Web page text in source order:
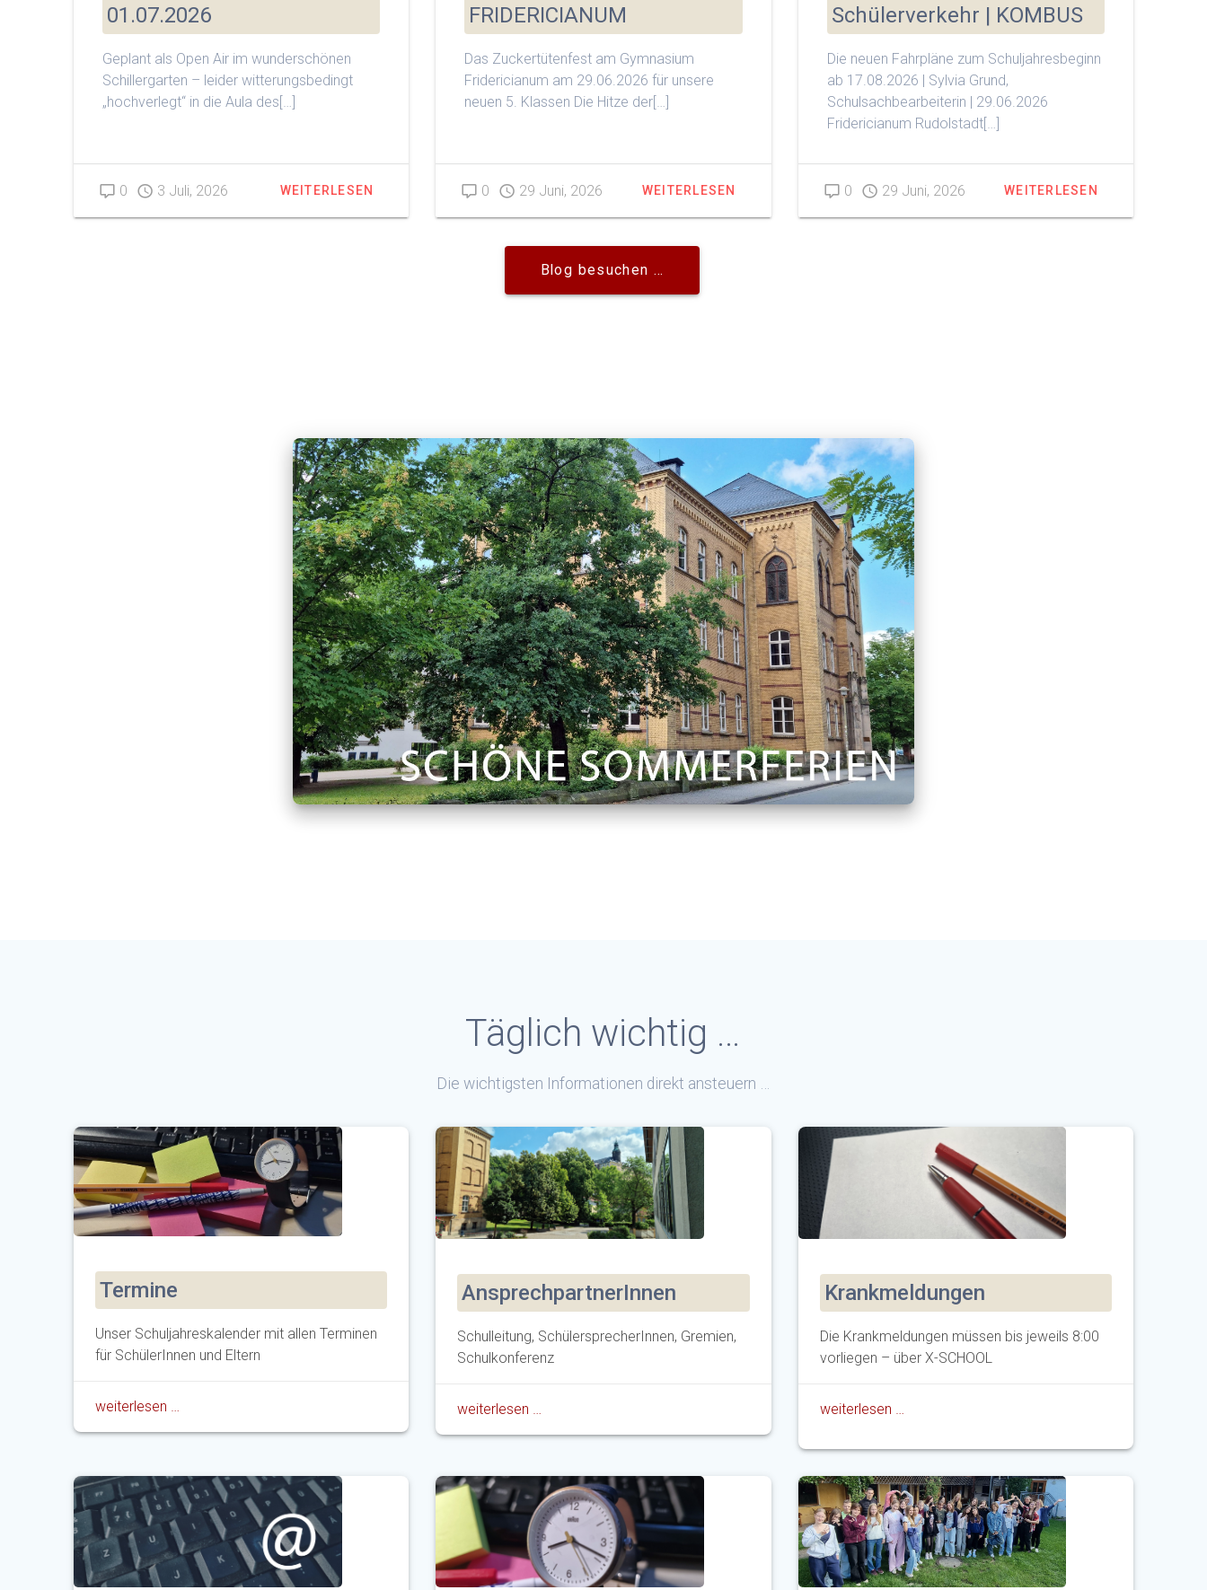
01.07.2026
Geplant als Open Air im wunderschönen
Schillergarten – leider witterungsbedingt
„hochverlegt“ in die Aula des[…]
0 3 Juli, 2026 WEITERLESEN
FRIDERICIANUM
Das Zuckertütenfest am Gymnasium
Fridericianum am 29.06.2026 für unsere
neuen 5. Klassen Die Hitze der[…]
0 29 Juni, 2026 WEITERLESEN
Schülerverkehr | KOMBUS
Die neuen Fahrpläne zum Schuljahresbeginn
ab 17.08.2026 | Sylvia Grund,
Schulsachbearbeiterin | 29.06.2026
Fridericianum Rudolstadt[…]
0 29 Juni, 2026 WEITERLESEN
Blog besuchen …
Täglich wichtig …
Die wichtigsten Informationen direkt ansteuern …
Termine
Unser Schuljahreskalender mit allen Terminen
für SchülerInnen und Eltern
weiterlesen …
AnsprechpartnerInnen
Schulleitung, SchülersprecherInnen, Gremien,
Schulkonferenz
weiterlesen …
Krankmeldungen
Die Krankmeldungen müssen bis jeweils 8:00
vorliegen – über X-SCHOOL
weiterlesen …